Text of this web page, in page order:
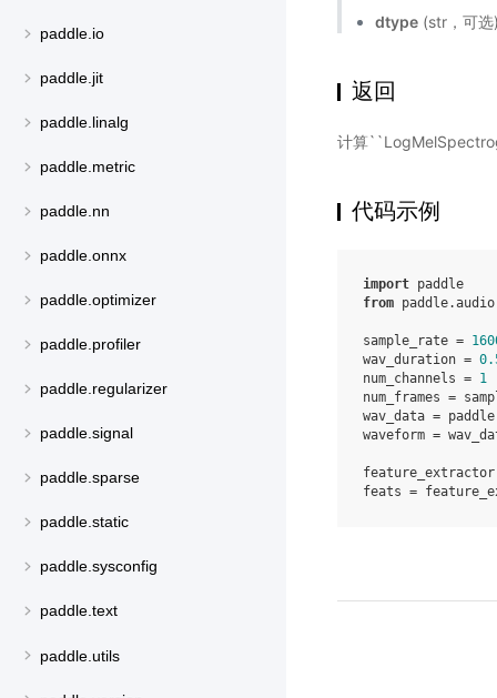
paddle.io
paddle.jit
paddle.linalg
paddle.metric
paddle.nn
paddle.onnx
paddle.optimizer
paddle.profiler
paddle.regularizer
paddle.signal
paddle.sparse
paddle.static
paddle.sysconfig
paddle.text
paddle.utils
dtype (str，可
返回
计算
代码示例
import paddle
from
sample_rate =
wav_duration =
num_channels = 1
num_frames =
wav_data = paddle
waveform =
feature_extractor
feats =